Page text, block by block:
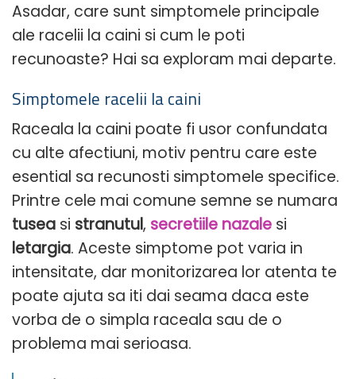
Asadar, care sunt simptomele principale
ale racelii la caini si cum le poti
recunoaste? Hai sa exploram mai departe.
Simptomele racelii la caini
Raceala la caini poate fi usor confundata
cu alte afectiuni, motiv pentru care este
esential sa recunosti simptomele specifice.
Printre cele mai comune semne se numara
tusea si stranutul, secretiile nazale si
letargia. Aceste simptome pot varia in
intensitate, dar monitorizarea lor atenta te
poate ajuta sa iti dai seama daca este
vorba de o simpla raceala sau de o
problema mai serioasa.